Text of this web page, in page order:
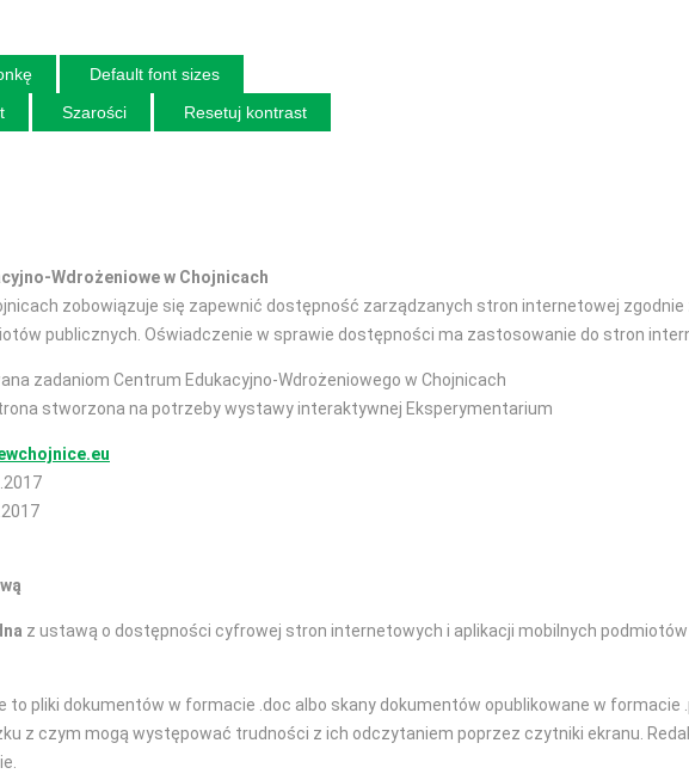
Default font sizes
Szarości
Resetuj kontrast
Wdrożeniowe w Chojnicach
zobowiązuje się zapewnić dostępność zarządzanych stron internetowej
publicznych. Oświadczenie w sprawie dostępności ma zastosowanie do stron
zadaniom Centrum Edukacyjno-Wdrożeniowego w Chojnicach
stworzona na potrzeby wystawy interaktywnej Eksperymentarium
z ustawą o dostępności cyfrowej stron internetowych i aplikacji mobilnych podmiotów
to pliki dokumentów w formacie .doc albo skany dokumentów opublikowane w formacie
z czym mogą występować trudności z ich odczytaniem poprzez czytniki ekranu.